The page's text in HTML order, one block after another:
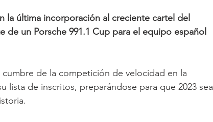
la última incorporación al creciente cartel del
de un Porsche 991.1 Cup para el equipo español
de la competición de velocidad en la
lista de inscritos, preparándose para que 2023 sea